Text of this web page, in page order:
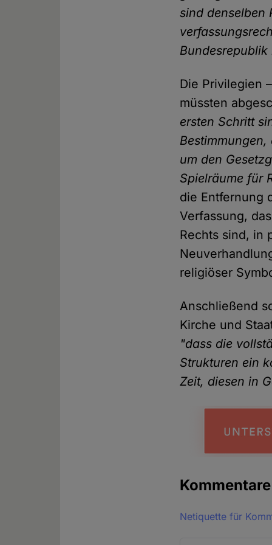
sind denselben
Die Privilegien
müssten
ersten Schritt
um den
Spielräume für
die Entfernung
Verfassung,
Rechts sind, in
religiöser
Anschließend
Kirche und
"dass die
Strukturen ein
Zeit, diesen in
Kommentare
Netiquette für